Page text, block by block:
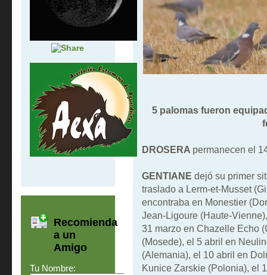
Recomienda
a un
Amigo
Tu Nombre:
5 palomas fueron
DROSERA permanecen el
GENTIANE dejó su primer
traslado a Lerm-et-Musset
encontraba en Monestier
Jean-Ligoure (Haute-
31 marzo en Chazelle Echo
(Mosede), el 5 abril en
(Alemania), el 10 abril en
Kunice Zarskie (Polonia), el